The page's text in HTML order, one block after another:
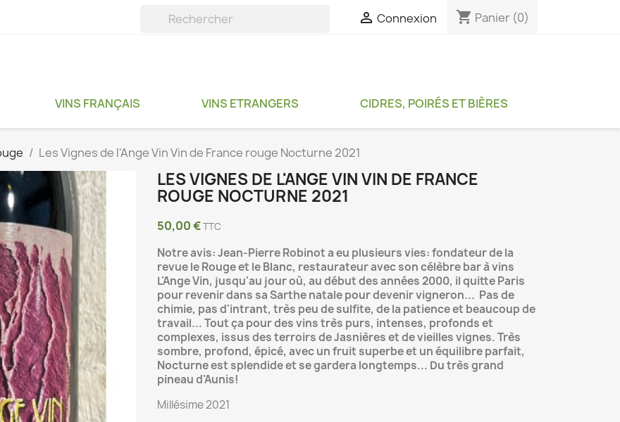
 Connexion shopping_cart Panier (0)
VINS FRANÇAIS VINS ETRANGERS CIDRES, POIRÉS ET BIÈRES
Les Vignes de l'Ange Vin Vin de France rouge Nocturne 2021
LES VIGNES DE L'ANGE VIN VIN DE FRANCE
ROUGE NOCTURNE 2021
50,00 €TTC
Notre avis: Jean-Pierre Robinot a eu plusieurs vies: fondateur de la
revue le Rouge et le Blanc, restaurateur avec son célèbre bar à vins
L'Ange Vin, jusqu'au jour où, au début des années 2000, il quitte Paris
pour revenir dans sa Sarthe natale pour devenir vigneron... Pas de
chimie, pas d'intrant, très peu de sulfite, de la patience et beaucoup de
travail... Tout ça pour des vins très purs, intenses, profonds et
complexes, issus des terroirs de Jasnières et de vieilles vignes. Très
sombre, profond, épicé, avec un fruit superbe et un équilibre parfait,
Nocturne est splendide et se gardera longtemps... Du très grand
pineau d'Aunis!
Millésime 2021